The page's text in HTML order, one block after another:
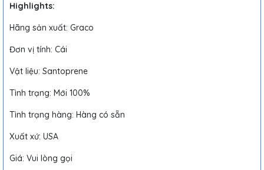
Highlights:
Hãng sản xuất: Graco
Đơn vị tính: Cái
Vật liệu: Santoprene
Tình trạng: Mới 100%
Tình trạng hàng: Hàng có sẵn
Xuất xứ: USA
Giá: Vui lòng gọi